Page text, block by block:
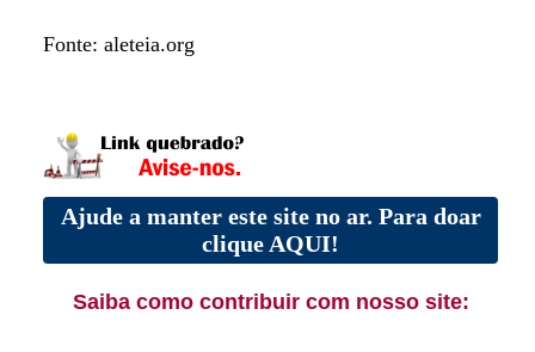
Fonte: aleteia.org
Ajude a manter este site no ar. Para doar
clique AQUI!
Saiba como contribuir com nosso site: